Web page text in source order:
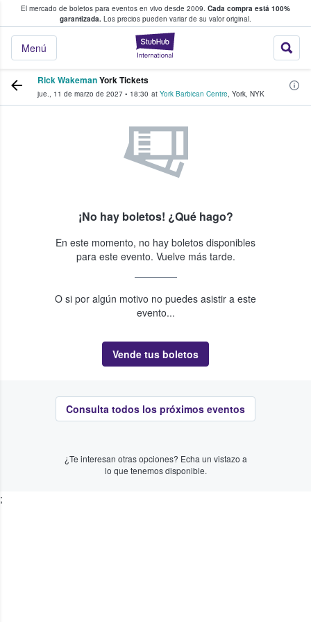
El mercado de boletos para eventos en vivo desde 2009. Cada compra está 100%
garantizada. Los precios pueden variar de su valor original.
StubHub: donde
Menú
fans compran y venden boletos
Rick WakemanYork Tickets
jue., 11 de marzo de 2027 • 18:30 at York Barbican Centre, York, NYK
¡No hay boletos! ¿Qué hago?
En este momento, no hay boletos disponibles
para este evento. Vuelve más tarde.
O si por algún motivo no puedes asistir a este
evento...
Vende tus boletos
Consulta todos los próximos eventos
¿Te interesan otras opciones? Echa un vistazo a
lo que tenemos disponible.
;